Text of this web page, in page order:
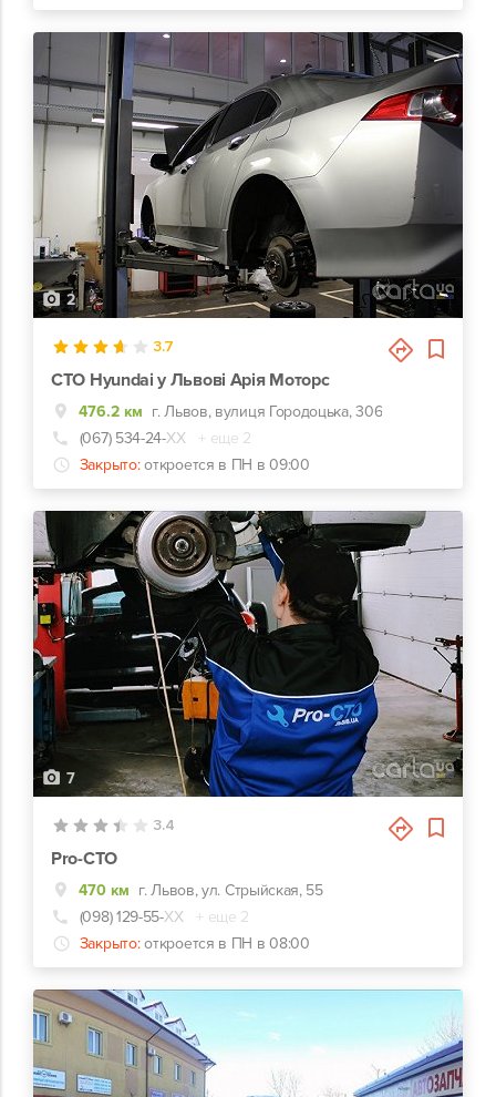
2
3.7
СТО Hyundai у Львові Арія Моторс
476.2 км г. Львов, вулиця Городоцька, 306
(067) 534-24-ХХ
+ еще 2
Закрыто: откроется в ПН в 09:00
7
3.4
Pro-СТО
470 км г. Львов, ул. Стрыйская, 55
(098) 129-55-ХХ
+ еще 2
Закрыто: откроется в ПН в 08:00